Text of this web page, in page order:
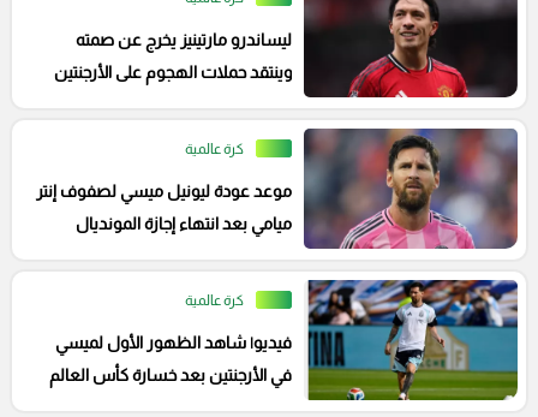
ليساندرو مارتينيز يخرج عن صمته
وينتقد حملات الهجوم على الأرجنتين
كرة عالمية
موعد عودة ليونيل ميسي لصفوف إنتر
ميامي بعد انتهاء إجازة المونديال
كرة عالمية
فيديو| شاهد الظهور الأول لميسي
في الأرجنتين بعد خسارة كأس العالم